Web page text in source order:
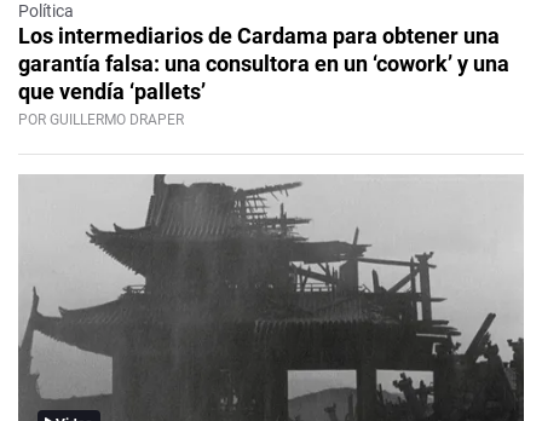
Política
Los intermediarios de Cardama para obtener una
garantía falsa: una consultora en un ‘cowork’ y una
que vendía ‘pallets’
POR GUILLERMO DRAPER